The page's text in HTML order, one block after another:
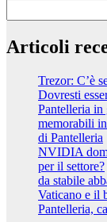
Articoli
Trezor: C’è
Dovresti
Pantelleria
memorabili
di Pantelleria
NVIDIA
per il settore?
da stabile
Vaticano e il
Pantelleria,